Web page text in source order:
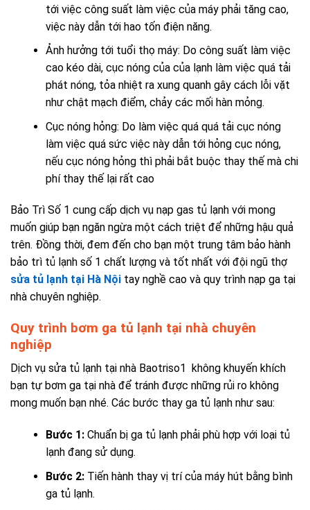
tới việc công suất làm việc của máy phải tăng cao,
việc này dẫn tới hao tốn điện năng.
Ảnh hưởng tới tuổi thọ máy: Do công suất làm việc
cao kéo dài, cục nóng của của lạnh làm việc quá tải
phát nóng, tỏa nhiệt ra xung quanh gây cách lỗi vặt
như chật mạch điểm, chảy các mối hàn mỏng.
Cục nóng hỏng: Do làm việc quá quá tải cục nóng
làm việc quá sức việc này dẫn tới hỏng cục nóng,
nếu cục nóng hỏng thì phải bắt buộc thay thế mà chi
phí thay thế lại rất cao
Bảo Trì Số 1 cung cấp dịch vụ nạp gas tủ lạnh với mong
muốn giúp bạn ngăn ngừa một cách triệt để những hậu quả
trên. Đồng thời, đem đến cho bạn một trung tâm bảo hành
bảo trì tủ lạnh số 1 chất lượng và tốt nhất với đội ngũ thợ
sửa tủ lạnh tại Hà Nội tay nghề cao và quy trình nạp ga tại
nhà chuyên nghiệp.
Quy trình bơm ga tủ lạnh tại nhà chuyên
nghiệp
Dịch vụ sửa tủ lạnh tại nhà Baotriso1 không khuyến khích
bạn tự bơm ga tại nhà để tránh được những rủi ro không
mong muốn bạn nhé. Các bước thay ga tủ lạnh như sau:
Bước 1:Chuẩn bị ga tủ lạnh phải phù hợp với loại tủ
lạnh đang sử dụng.
Bước 2:Tiến hành thay vị trí của máy hút bằng bình
ga tủ lạnh.